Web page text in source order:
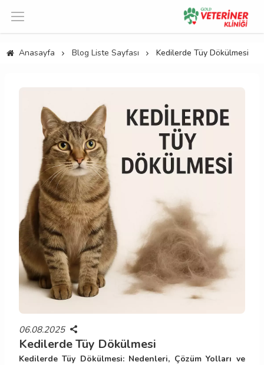
Anasayfa Blog Liste Sayfası Kedilerde Tüy Dökülmesi
06.08.2025
Kedilerde Tüy Dökülmesi
Kedilerde Tüy Dökülmesi: Nedenleri, Çözüm Yolları ve